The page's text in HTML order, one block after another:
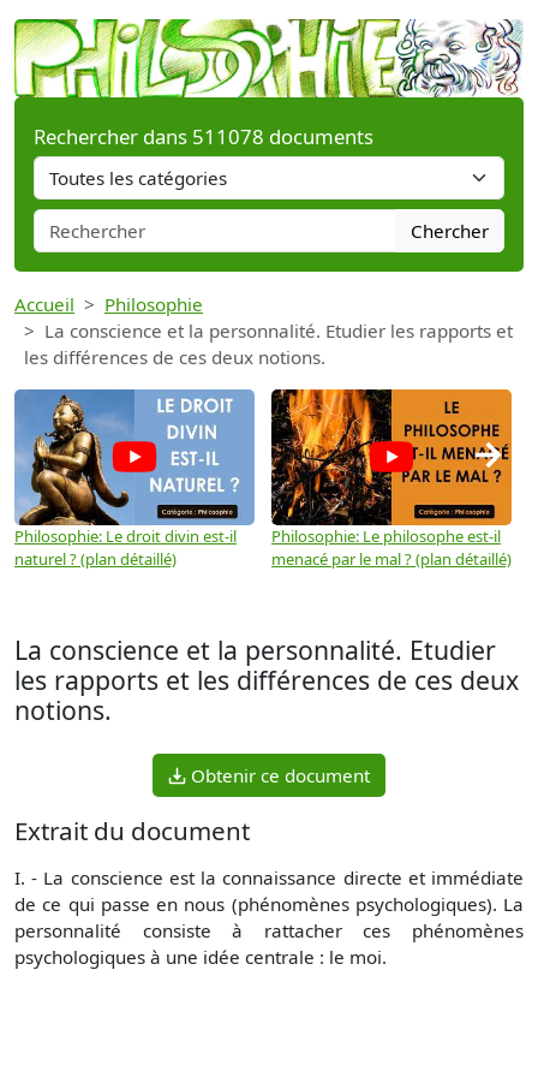
Rechercher dans 511078 documents
Chercher
Accueil
Philosophie
La conscience et la personnalité. Etudier les rapports et
les différences de ces deux notions.
Philosophie: Le droit divin est-il
naturel ? (plan détaillé)
Philosophie: Le philosophe est-il
menacé par le mal ? (plan détaillé)
→
La conscience et la personnalité. Etudier
les rapports et les différences de ces deux
notions.
Obtenir ce document
Extrait du document
I. - La conscience est la connaissance directe et immédiate
de ce qui passe en nous (phénomènes psychologiques). La
personnalité consiste à rattacher ces phénomènes
psychologiques à une idée centrale : le moi.